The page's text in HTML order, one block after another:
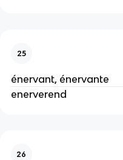
25
énervant, énervante
enerverend
26